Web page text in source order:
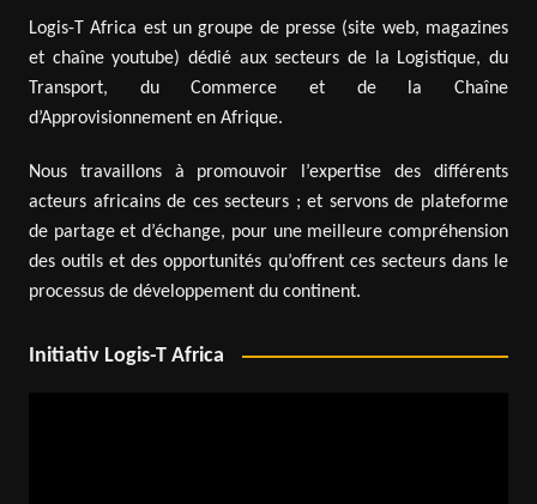
Logis-T Africa est un groupe de presse (site web, magazines
et chaîne youtube) dédié aux secteurs de la Logistique, du
Transport, du Commerce et de la Chaîne
d’Approvisionnement en Afrique.
Nous travaillons à promouvoir l’expertise des différents
acteurs africains de ces secteurs ; et servons de plateforme
de partage et d’échange, pour une meilleure compréhension
des outils et des opportunités qu’offrent ces secteurs dans le
processus de développement du continent.
Initiativ Logis-T Africa